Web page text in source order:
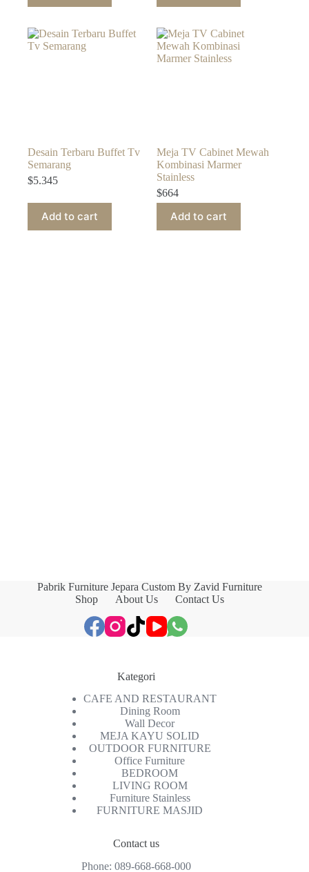
Desain Terbaru Buffet Tv
Semarang
$5.345
Add to cart
Meja TV Cabinet Mewah
Kombinasi Marmer
Stainless
$664
Add to cart
Pabrik Furniture Jepara Custom By Zavid Furniture
Shop
About Us Contact Us
Kategori
CAFE AND RESTAURANT
Dining Room
Wall Decor
MEJA KAYU SOLID
OUTDOOR FURNITURE
Office Furniture
BEDROOM
LIVING ROOM
Furniture Stainless
FURNITURE MASJID
Contact us
Phone: 089-668-668-000